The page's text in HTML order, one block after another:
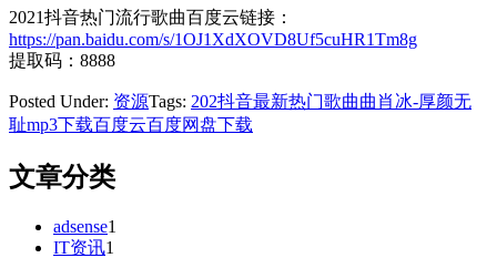
2021抖音热门流行歌曲百度云链接：
https://pan.baidu.com/s/1OJ1XdXOVD8Uf5cuHR1Tm8g
提取码：8888
Posted Under: 资源Tags: 202抖音最新热门歌曲曲肖冰-厚颜无
耻mp3下载百度云百度网盘下载
文章分类
adsense1
IT资讯1